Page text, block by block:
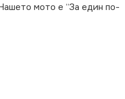
мото е “За един по-